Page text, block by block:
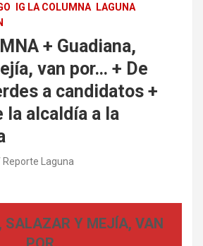
IG LA COLUMNA
LAGUNA
+ Guadiana,
van por… + De
a candidatos +
la alcaldía a la
Reporte Laguna
SALAZAR Y MEJÍA, VAN